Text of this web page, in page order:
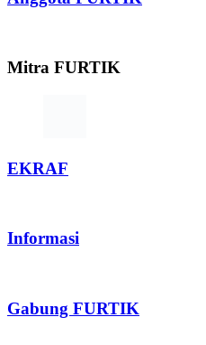
Mitra FURTIK
EKRAF
Informasi
Gabung FURTIK